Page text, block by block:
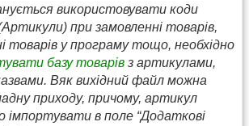
використовувати коди
при замовленні товарів,
товарів у програму тощо, необхідно
базу товарів з артикулами,
Вяк вихідний файл можна
приходу, причому, артикул
імпортувати в поле “Додаткові